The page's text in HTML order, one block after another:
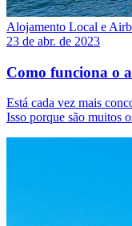
Alojamento Local e
23 de abr. de 2023
Como funciona o
Está cada vez mais
Isso porque são muitos